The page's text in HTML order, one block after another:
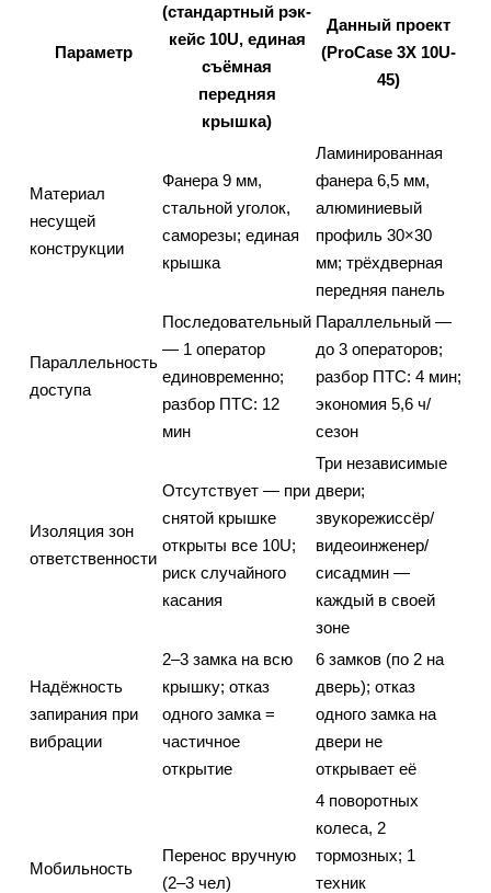
Параметр
(стандартный рэк-
кейс 10U, единая
съёмная
передняя
крышка)
Данный проект
(ProCase 3X 10U-
45)
Материал
несущей
конструкции
Фанера 9 мм,
стальной уголок,
саморезы; единая
крышка
Ламинированная
фанера 6,5 мм,
алюминиевый
профиль 30×30
мм; трёхдверная
передняя панель
Параллельность
доступа
Последовательный
— 1 оператор
единовременно;
разбор ПТС: 12
мин
Параллельный —
до 3 операторов;
разбор ПТС: 4 мин;
экономия 5,6 ч/
сезон
Изоляция зон
ответственности
Отсутствует — при
снятой крышке
открыты все 10U;
риск случайного
касания
Три независимые
двери;
звукорежиссёр/
видеоинженер/
сисадмин —
каждый в своей
зоне
Надёжность
запирания при
вибрации
2–3 замка на всю
крышку; отказ
одного замка =
частичное
открытие
6 замков (по 2 на
дверь); отказ
одного замка на
двери не
открывает её
Мобильность
Перенос вручную
(2–3 чел)
4 поворотных
колеса, 2
тормозных; 1
техник